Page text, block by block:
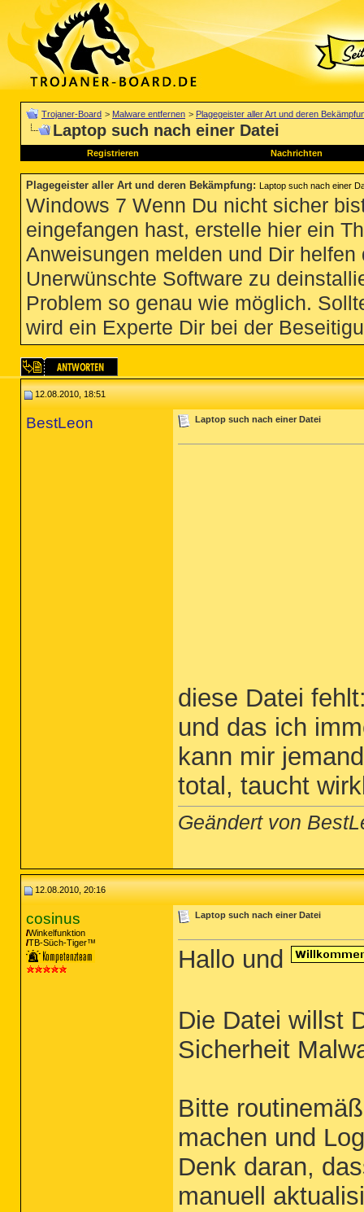
Trojaner-Board > Malware entfernen > Plagegeister aller Art und deren
Laptop such nach einer Datei
Registrieren Nachrichten
Plagegeister aller Art und deren Bekämpfung: Laptop such nach einer
Windows 7 Wenn Du nicht sicher
eingefangen hast, erstelle hier ein
Anweisungen melden und Dir
Unerwünschte Software zu
Problem so genau wie möglich.
wird ein Experte Dir bei der
12.08.2010, 18:51
BestLeon Laptop such nach einer Datei
diese Datei
und das ich
kann mir
total, taucht
Geändert von
12.08.2010, 20:16
cosinus
Winkelfunktion
TB-Süch-Tiger™
Laptop such nach einer Datei
Hallo und
Die Datei willst
Sicherheit
Bitte
machen und
Denk daran,
manuell